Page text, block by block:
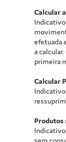
Calcular
efetuada
a
primeira
Calcular
Indicativo
Produtos